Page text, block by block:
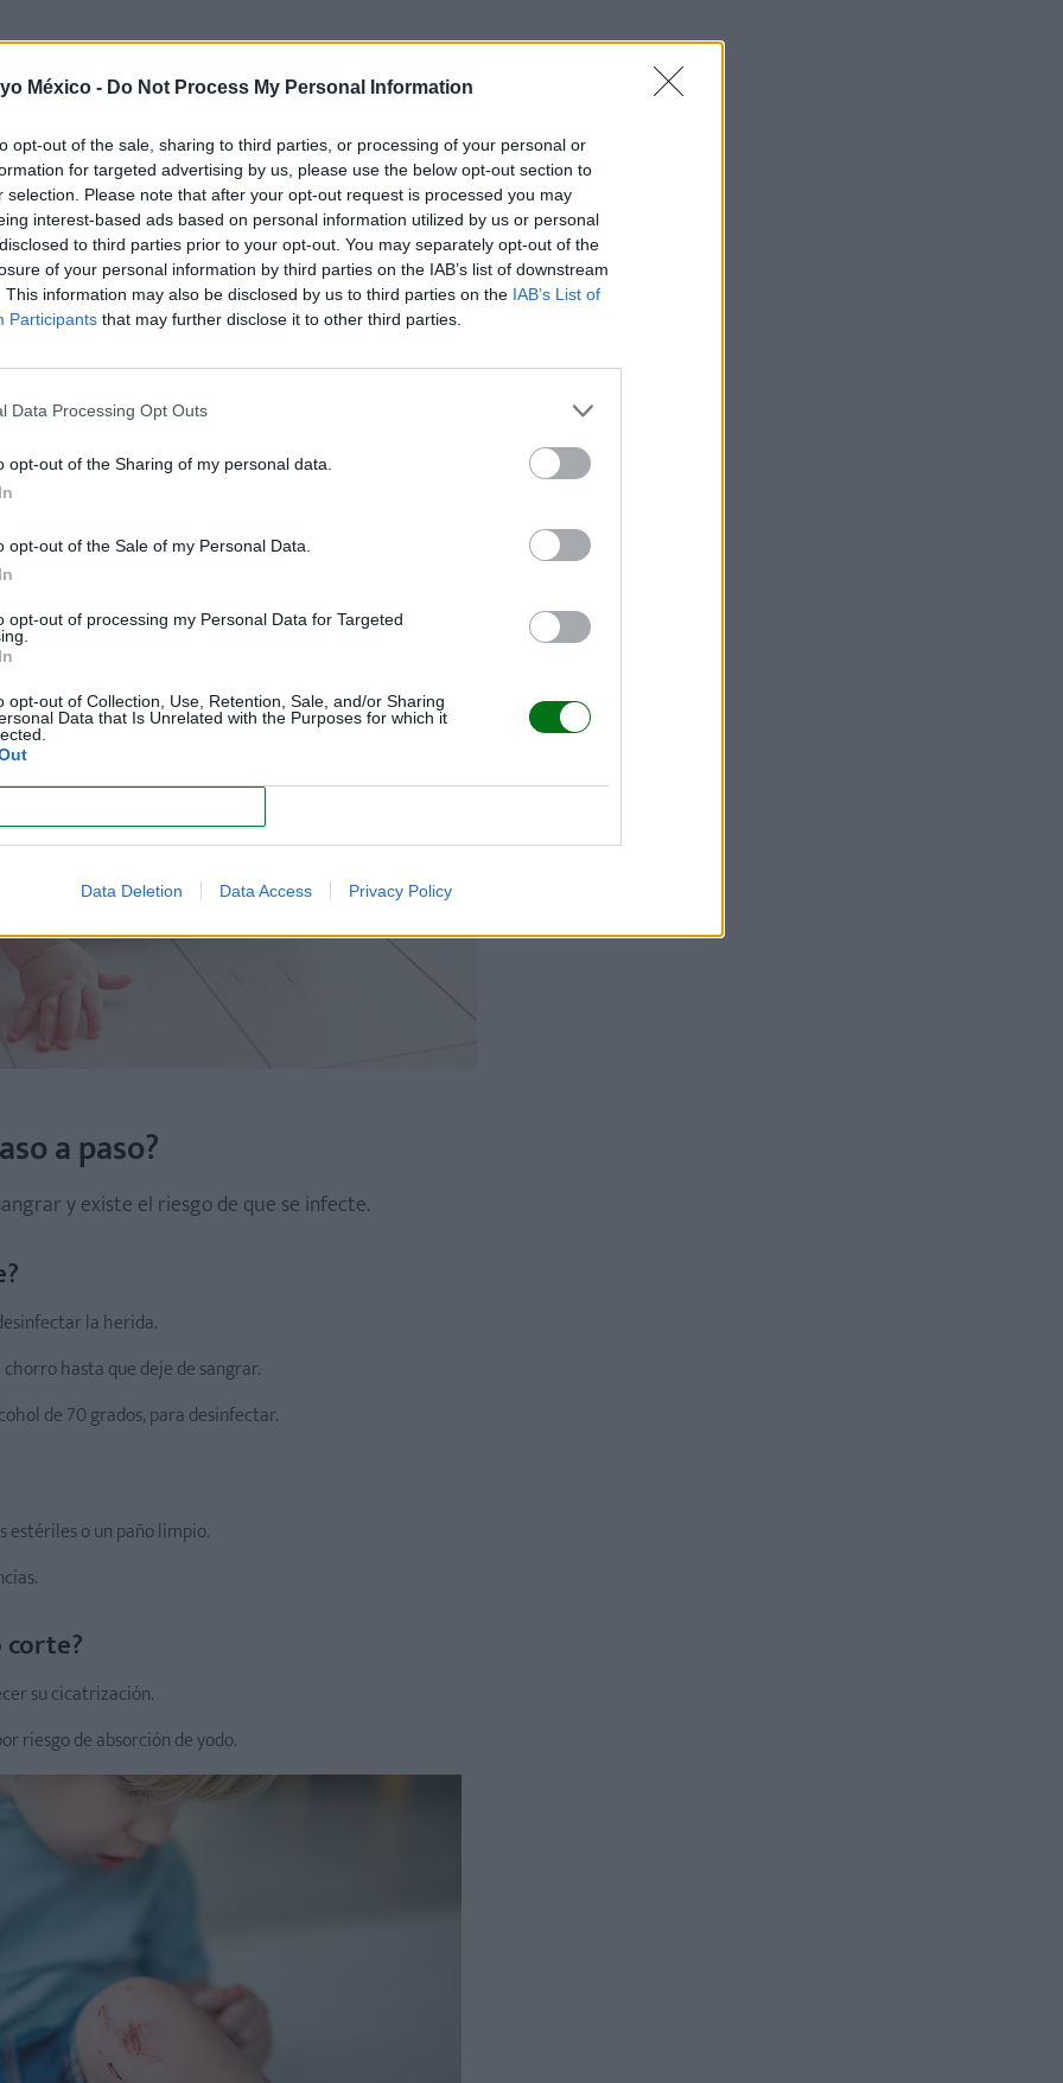
México - Do Not Process My Personal Information
opt-out of the sale, sharing to third parties, or processing of your personal or
for targeted advertising by us, please use the below opt-out section to
selection. Please note that after your opt-out request is processed you may
interest-based ads based on personal information utilized by us or personal
to third parties prior to your opt-out. You may separately opt-out of the
of your personal information by third parties on the IAB’s list of downstream
This information may also be disclosed by us to third parties on the IAB’s List of
Participants that may further disclose it to other third parties.
Data Processing Opt Outs
opt-out of the Sharing of my personal data.
opt-out of the Sale of my Personal Data.
opt-out of processing my Personal Data for Targeted
opt-out of Collection, Use, Retention, Sale, and/or Sharing
Data that Is Unrelated with the Purposes for which it
Data Deletion Data Access Privacy Policy
niños?
un golpe?
en niños pequeños?
por precaución: las fontanelas no están del todo cerradas y existe un mayor
unos minutos.
aletargado.
cara o en las extremidades.
que hay un traumatismo interno.
a paso?
y existe el riesgo de que se infecte.
la herida.
hasta que deje de sangrar.
de 70 grados, para desinfectar.
estériles o un paño limpio.
corte?
su cicatrización.
riesgo de absorción de yodo.